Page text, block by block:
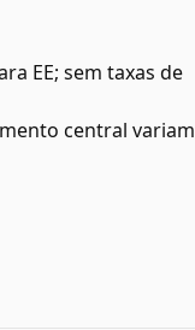
EE; sem taxas de
central variam